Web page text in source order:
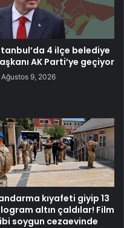
4 ilçe belediye
AK Parti’ye geçiyor
Ağustos 9, 2026
kıyafeti giyip 13
altın çaldılar! Film
soygun cezaevinde